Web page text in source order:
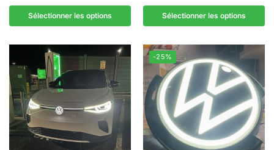
Sélectionner les options Sélectionner les options
-25%